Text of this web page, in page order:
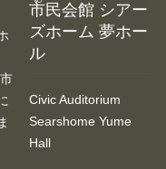
市民会館 シアー
ズホーム 夢ホー
ル
Civic Auditorium
Searshome Yume
Hall